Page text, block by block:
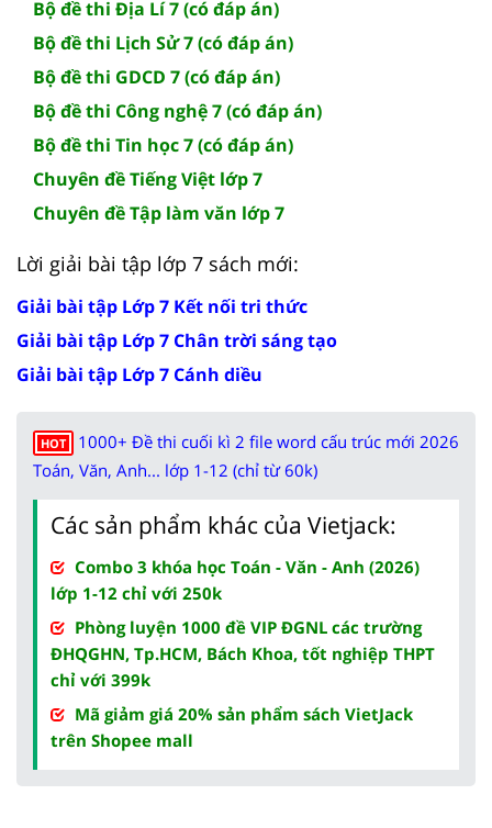
Bộ đề thi Địa Lí 7 (có đáp án)
Bộ đề thi Lịch Sử 7 (có đáp án)
Bộ đề thi GDCD 7 (có đáp án)
Bộ đề thi Công nghệ 7 (có đáp án)
Bộ đề thi Tin học 7 (có đáp án)
Chuyên đề Tiếng Việt lớp 7
Chuyên đề Tập làm văn lớp 7
Lời giải bài tập lớp 7 sách mới:
Giải bài tập Lớp 7 Kết nối tri thức
Giải bài tập Lớp 7 Chân trời sáng tạo
Giải bài tập Lớp 7 Cánh diều
HOT
1000+ Đề thi cuối kì 2 file word cấu trúc mới 2026
Toán, Văn, Anh... lớp 1-12 (chỉ từ 60k)
Các sản phẩm khác của Vietjack:
Combo 3 khóa học Toán - Văn - Anh (2026)
lớp 1-12 chỉ với 250k
Phòng luyện 1000 đề VIP ĐGNL các trường
ĐHQGHN, Tp.HCM, Bách Khoa, tốt nghiệp THPT
chỉ với 399k
Mã giảm giá 20% sản phẩm sách VietJack
trên Shopee mall